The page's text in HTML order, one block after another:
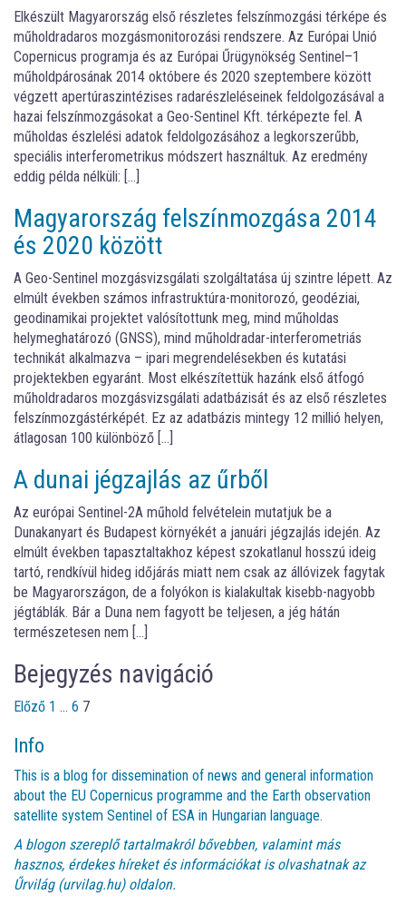
Elkészült Magyarország első részletes felszínmozgási térképe és
műholdradaros mozgásmonitorozási rendszere. Az Európai Unió
Copernicus programja és az Európai Űrügynökség Sentinel–1
műholdpárosának 2014 októbere és 2020 szeptembere között
végzett apertúraszintézises radarészleléseinek feldolgozásával a
hazai felszínmozgásokat a Geo-Sentinel Kft. térképezte fel. A
műholdas észlelési adatok feldolgozásához a legkorszerűbb,
speciális interferometrikus módszert használtuk. Az eredmény
eddig példa nélküli: […]
Magyarország felszínmozgása 2014
és 2020 között
A Geo-Sentinel mozgásvizsgálati szolgáltatása új szintre lépett. Az
elmúlt években számos infrastruktúra-monitorozó, geodéziai,
geodinamikai projektet valósítottunk meg, mind műholdas
helymeghatározó (GNSS), mind műholdradar-interferometriás
technikát alkalmazva – ipari megrendelésekben és kutatási
projektekben egyaránt. Most elkészítettük hazánk első átfogó
műholdradaros mozgásvizsgálati adatbázisát és az első részletes
felszínmozgástérképét. Ez az adatbázis mintegy 12 millió helyen,
átlagosan 100 különböző […]
A dunai jégzajlás az űrből
Az európai Sentinel-2A műhold felvételein mutatjuk be a
Dunakanyart és Budapest környékét a januári jégzajlás idején. Az
elmúlt években tapasztaltakhoz képest szokatlanul hosszú ideig
tartó, rendkívül hideg időjárás miatt nem csak az állóvizek fagytak
be Magyarországon, de a folyókon is kialakultak kisebb-nagyobb
jégtáblák. Bár a Duna nem fagyott be teljesen, a jég hátán
természetesen nem […]
Bejegyzés navigáció
Előző 1 … 6 7
Info
This is a blog for dissemination of news and general information
about the EU Copernicus programme and the Earth observation
satellite system Sentinel of ESA in Hungarian language.
A blogon szereplő tartalmakról bővebben, valamint más
hasznos, érdekes híreket és információkat is olvashatnak az
Űrvilág (urvilag.hu)oldalon.